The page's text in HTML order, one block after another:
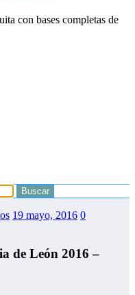
con bases completas de
19 mayo, 2016 0
de León 2016 –